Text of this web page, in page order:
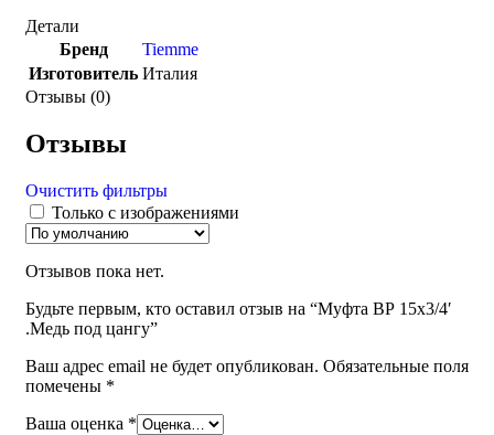
Детали
Бренд
Tiemme
Изготовитель Италия
Отзывы (0)
Отзывы
Очистить фильтры
Только с изображениями
Отзывов пока нет.
Будьте первым, кто оставил отзыв на “Муфта ВР 15х3/4′
.Медь под цангу”
Ваш адрес email не будет опубликован. Обязательные поля
помечены *
Ваша оценка *